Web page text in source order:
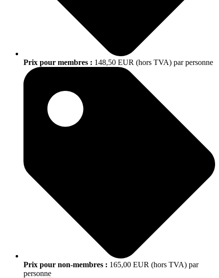
Prix pour membres : 148,50 EUR (hors TVA) par personne
Prix pour non-membres : 165,00 EUR (hors TVA) par
personne